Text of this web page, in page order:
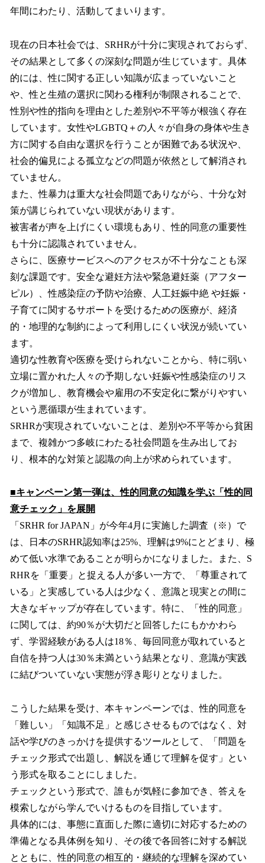
年間にわたり、活動してまいります。
現在の日本社会では、SRHRが十分に実現されておらず、
その結果として多くの深刻な問題が生じています。具体
的には、性に関する正しい知識が広まっていないこと
や、性と生殖の選択に関わる権利が制限されることで、
性別や性的指向を理由とした差別や不平等が根強く存在
しています。女性やLGBTQ＋の人々が自身の身体や生き
方に関する自由な選択を行うことが困難である状況や、
社会的偏見による孤立などの問題が依然として解消され
ていません。
また、性暴力は重大な社会問題でありながら、十分な対
策が講じられていない現状があります。
被害者が声を上げにくい環境もあり、性的同意の重要性
も十分に認識されていません。
さらに、医療サービスへのアクセスが不十分なことも深
刻な課題です。安全な避妊方法や緊急避妊薬（アフター
ピル）、性感染症の予防や治療、人工妊娠中絶 や妊娠・
子育てに関するサポートを受けるための医療が、経済
的・地理的な制約によって利用しにくい状況が続いてい
ます。
適切な性教育や医療を受けられないことから、特に弱い
立場に置かれた人々の予期しない妊娠や性感染症のリス
クが増加し、教育機会や雇用の不安定化に繋がりやすい
という悪循環が生まれています。
SRHRが実現されていないことは、差別や不平等から貧困
まで、複雑かつ多岐にわたる社会問題を生み出してお
り、根本的な対策と認識の向上が求められています。
■キャンペーン第一弾は、性的同意の知識を学ぶ「性的同
意チェック」を展開
「SRHR for JAPAN」が今年4月に実施した調査（※）で
は、日本のSRHR認知率は25%、理解は9%にとどまり、極
めて低い水準であることが明らかになりました。また、S
RHRを「重要」と捉える人が多い一方で、「尊重されて
いる」と実感している人は少なく、意識と現実との間に
大きなギャップが存在しています。特に、「性的同意」
に関しては、約90％が大切だと回答したにもかかわら
ず、学習経験がある人は18％、毎回同意が取れていると
自信を持つ人は30％未満という結果となり、意識が実践
に結びついていない実態が浮き彫りとなりました。
こうした結果を受け、本キャンペーンでは、性的同意を
「難しい」「知識不足」と感じさせるものではなく、対
話や学びのきっかけを提供するツールとして、「問題を
チェック形式で出題し、解説を通じて理解を促す」とい
う形式を取ることにしました。
チェックという形式で、誰もが気軽に参加でき、答えを
模索しながら学んでいけるものを目指しています。
具体的には、事態に直面した際に適切に対応するための
準備となる具体例を知り、その後で各回答に対する解説
とともに、性的同意の相互的・継続的な理解を深めてい